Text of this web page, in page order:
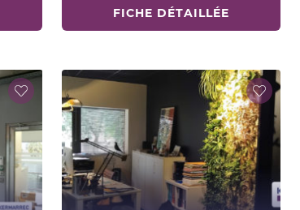
FICHE DÉTAILLÉE